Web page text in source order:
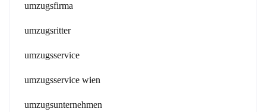
umzugsfirma
umzugsritter
umzugsservice
umzugsservice wien
umzugsunternehmen